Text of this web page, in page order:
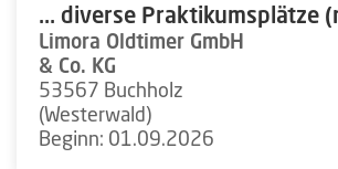
... diverse Praktikumsplätze
Limora Oldtimer GmbH
& Co. KG
53567 Buchholz
(Westerwald)
Beginn: 01.09.2026